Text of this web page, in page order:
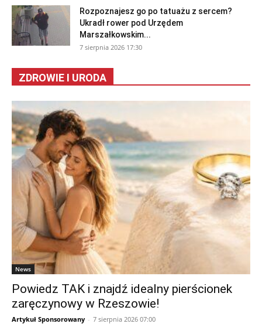
Rozpoznajesz go po tatuażu z sercem?
Ukradł rower pod Urzędem
Marszałkowskim...
7 sierpnia 2026 17:30
ZDROWIE I URODA
News
Powiedz TAK i znajdź idealny pierścionek
zaręczynowy w Rzeszowie!
Artykuł Sponsorowany - 7 sierpnia 2026 07:00